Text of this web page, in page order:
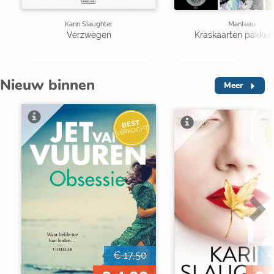
Karin Slaughter
Verzwegen
Manteau
Kraskaarten pakket
Nieuw binnen Meer
BEST
VERKOCHT
€ 17,50